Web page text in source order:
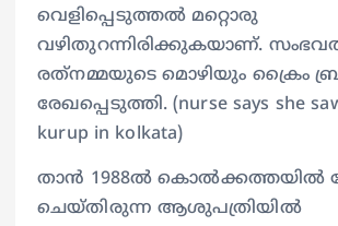
വെളിപ്പെടുത്തല്‍ മറ്റൊരു
വഴിതുറന്നിരിക്കുകയാണ്.
രത്‌നമ്മയുടെ മൊഴിയും ക്രൈം
രേഖപ്പെടുത്തി. (nurse says she
kurup in kolkata)
താന്‍ 1988ല്‍ കൊല്‍ക്കത്തയില്‍
ചെയ്തിരുന്ന ആശുപത്രിയില്‍